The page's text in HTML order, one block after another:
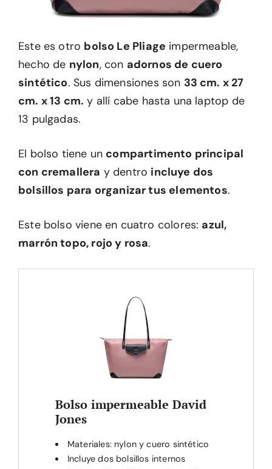
Este es otro bolso Le Pliage impermeable,
hecho de nylon, con adornos de cuero
sintético. Sus dimensiones son 33 cm. x 27
cm. x 13 cm. y allí cabe hasta una laptop de
13 pulgadas.
El bolso tiene un compartimento principal
con cremallera y dentro incluye dos
bolsillos para organizar tus elementos.
Este bolso viene en cuatro colores: azul,
marrón topo, rojo y rosa.
Bolso impermeable David
Jones
Materiales: nylon y cuero sintético
Incluye dos bolsillos internos